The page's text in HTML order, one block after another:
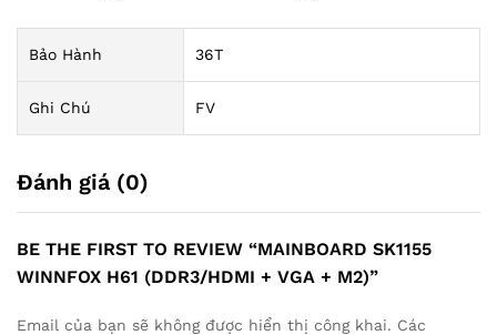
Bảo Hành 36T
Ghi Chú FV
Đánh giá (0)
BE THE FIRST TO REVIEW “MAINBOARD SK1155
WINNFOX H61 (DDR3/HDMI + VGA + M2)”
Email của bạn sẽ không được hiển thị công khai. Các